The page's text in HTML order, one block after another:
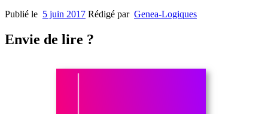
Publié le 5 juin 2017 Rédigé par Genea-Logiques
Envie de lire ?